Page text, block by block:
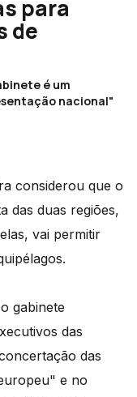
para
de
é um
nacional"
considerou que o
das duas regiões,
vai permitir
gabinete
das
das
e no